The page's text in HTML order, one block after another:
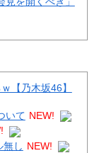
【乃木坂46】
いて NEW!
無し NEW!